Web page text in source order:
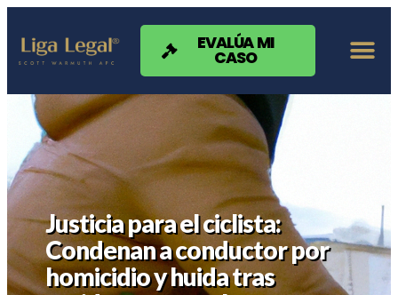
Nota:
sitio
web
sistema
accesibilidad.
EVALÚA MI
CASO
Justicia para el ciclista:
Condenan a conductor por
homicidio y huida tras